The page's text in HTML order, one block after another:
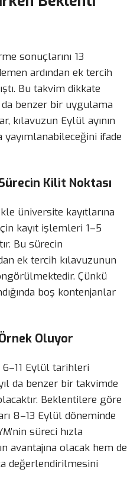
sonuçlarını 13
ardından ek tercih
Bu takvim dikkate
da benzer bir uygulama
kılavuzun Eylül ayının
yayımlanabileceğini ifade
Kilit Noktası
üniversite kayıtlarına
kayıt işlemleri 1–5
Bu sürecin
ek tercih kılavuzunun
Çünkü
boş kontenjanlar
Oluyor
6–11 Eylül tarihleri
da benzer bir takvimde
Beklentilere göre
8–13 Eylül döneminde
süreci hızla
avantajına olacak hem de
değerlendirilmesini